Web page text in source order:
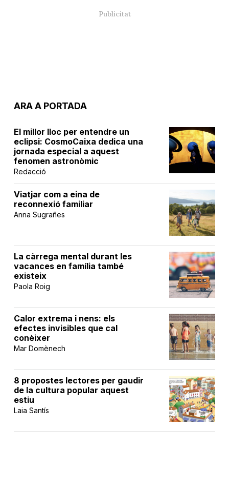
ARA A PORTADA
El millor lloc per entendre un
eclipsi: CosmoCaixa dedica una
jornada especial a aquest
fenomen astronòmic
Redacció
Viatjar com a eina de
reconnexió familiar
Anna Sugrañes
La càrrega mental durant les
vacances en família també
existeix
Paola Roig
Calor extrema i nens: els
efectes invisibles que cal
conèixer
Mar Domènech
8 propostes lectores per gaudir
de la cultura popular aquest
estiu
Laia Santís